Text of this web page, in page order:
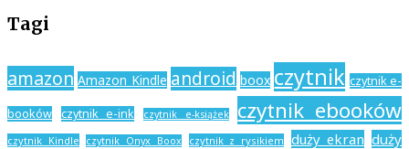
Tagi
amazon Amazon Kindle android boox czytnik czytnik e-
booków czytnik e-ink czytnik e-książek czytnik ebooków
czytnik Kindle czytnik Onyx Boox czytnik z rysikiem duży ekran duży